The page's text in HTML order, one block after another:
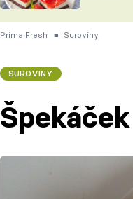
Prima Fresh ■ Suroviny
SUROVINY
Špekáček